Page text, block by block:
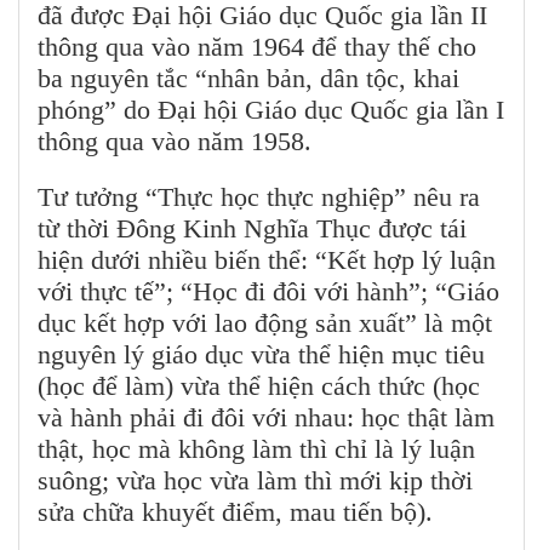
đã được Đại hội Giáo dục Quốc gia lần II
thông qua vào năm 1964 để thay thế cho
ba nguyên tắc “nhân bản, dân tộc, khai
phóng” do Đại hội Giáo dục Quốc gia lần I
thông qua vào năm 1958.
Tư tưởng “Thực học thực nghiệp” nêu ra
từ thời Đông Kinh Nghĩa Thục được tái
hiện dưới nhiều biến thể: “Kết hợp lý luận
với thực tế”; “Học đi đôi với hành”; “Giáo
dục kết hợp với lao động sản xuất” là một
nguyên lý giáo dục vừa thể hiện mục tiêu
(học để làm) vừa thể hiện cách thức (học
và hành phải đi đôi với nhau: học thật làm
thật, học mà không làm thì chỉ là lý luận
suông; vừa học vừa làm thì mới kịp thời
sửa chữa khuyết điểm, mau tiến bộ).